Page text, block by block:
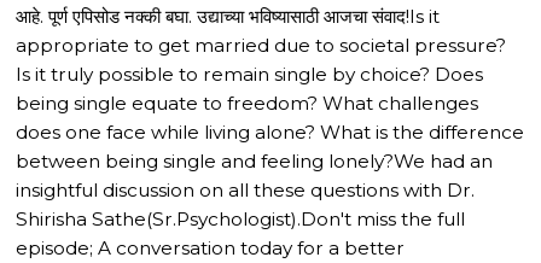
आहे. पूर्ण एपिसोड नक्की बघा. उद्याच्या भविष्यासाठी आजचा संवाद!Is it
appropriate to get married due to societal pressure?
Is it truly possible to remain single by choice? Does
being single equate to freedom? What challenges
does one face while living alone? What is the difference
between being single and feeling lonely?We had an
insightful discussion on all these questions with Dr.
Shirisha Sathe(Sr.Psychologist).Don't miss the full
episode; A conversation today for a better